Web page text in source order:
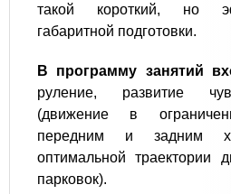
такой короткий, но
габаритной подготовки.
В программу занятий
руление, развитие
(движение в
передним и задним
оптимальной траектории
парковок).